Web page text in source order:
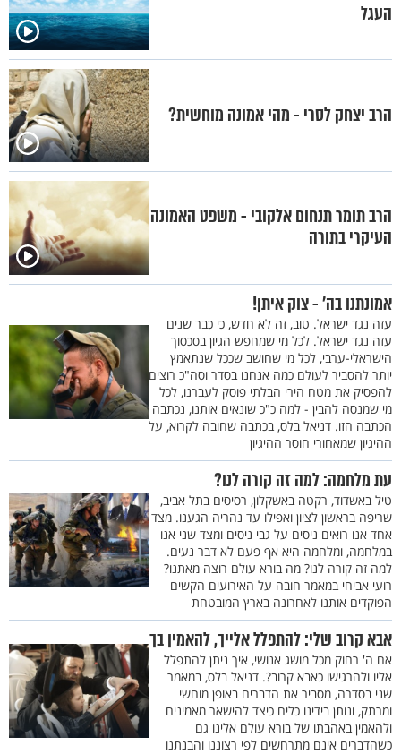
העגל
הרב יצחק לסרי - מהי אמונה מוחשית?
הרב תומר תנחום אלקובי - משפט האמונה
העיקרי בתורה
אמונתנו בה' - צוק איתן!
עזה נגד ישראל. טוב, זה לא חדש, כי כבר שנים
עזה נגד ישראל. לכל מי שמחפש הגיון בסכסוך
הישראלי-ערבי, לכל מי שחושב שככל שנתאמץ
יותר להסביר לעולם כמה אנחנו בסדר וסה"כ רוצים
להפסיק את מטח הירי הבלתי פוסק לעברנו, לכל
מי שמנסה להבין - למה כ"כ שונאים אותנו, נכתבה
הכתבה הזו. דניאל בלס, בכתבה שחובה לקרוא, על
ההיגיון שמאחורי חוסר ההיגיון
עת מלחמה: למה זה קורה לנו?
טיל באשדוד, רקטה באשקלון, רסיסים בתל אביב,
שריפה בראשון לציון ואפילו עד נהריה הגענו. מצד
אחד אנו רואים ניסים על גבי ניסים ומצד שני אנו
במלחמה, ומלחמה היא אף פעם לא דבר נעים.
למה זה קורה לנו? מה בורא עולם רוצה מאתנו?
רועי אביחי במאמר חובה על האירועים הקשים
הפוקדים אותנו לאחרונה בארץ המובטחת
אבא קרוב שלי: להתפלל אלייך, להאמין בך
אם ה' רחוק מכל מושג אנושי, איך ניתן להתפלל
אליו ולהרגישו כאבא קרוב?. דניאל בלס, במאמר
שני בסדרה, מסביר את הדברים באופן מוחשי
ומרתק, ונותן בידינו כלים כיצד להישאר מאמינים
ולהאמין באהבתו של בורא עולם אלינו גם
כשהדברים אינם מתרחשים לפי רצוננו והבנתנו